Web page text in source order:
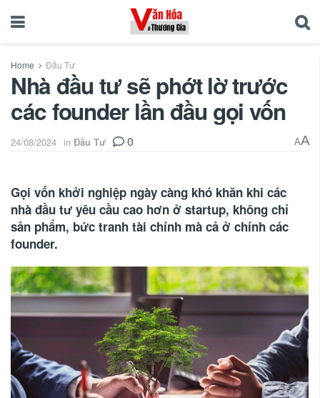
Home Đầu Tư
Nhà đầu tư sẽ phớt lờ trước
các founder lần đầu gọi vốn
24/08/2024 in Đầu Tư 0 AA
Gọi vốn khởi nghiệp ngày càng khó khăn khi các
nhà đầu tư yêu cầu cao hơn ở startup, không chỉ
sản phẩm, bức tranh tài chính mà cả ở chính các
founder.